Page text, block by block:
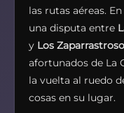
las rutas aéreas.
una disputa entre
y Los
afortunados de La
la vuelta al ruedo
cosas en su lugar.